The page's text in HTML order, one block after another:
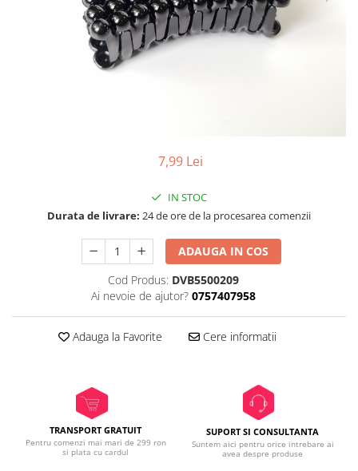
7,99 Lei
IN STOC
Durata de livrare: 24 de ore de la procesarea comenzii
ADAUGA IN COS
Cod Produs: DVB5500209
Ai nevoie de ajutor? 0757407958
Adauga la Favorite Cere informatii
TRANSPORT GRATUIT
Pentru comenzi mai mari de 299 ron
si plata cu cardul
SUPORT SI CONSULTANTA
Suntem aici pentru orice intrebare ai
avea despre produse